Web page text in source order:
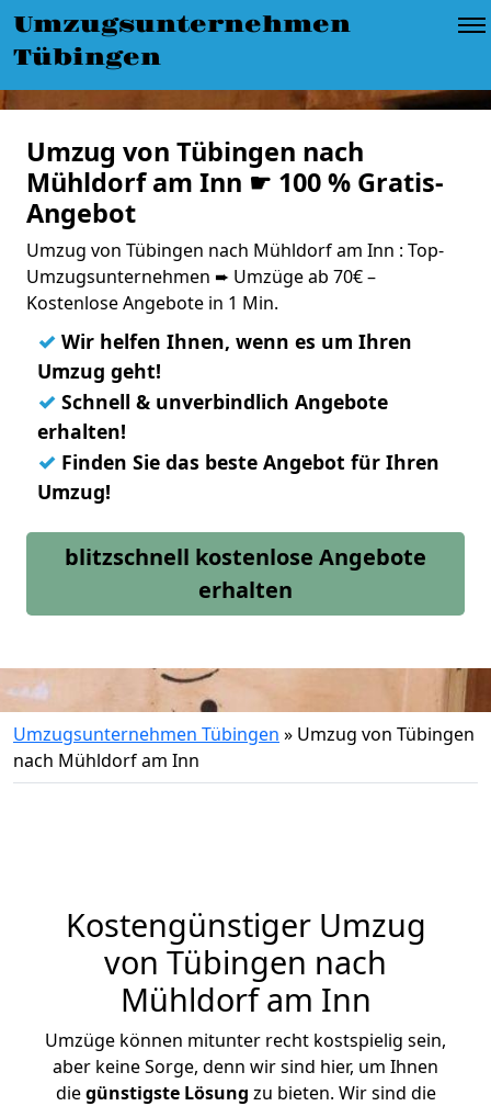
Umzugsunternehmen
Tübingen
Umzug von Tübingen nach
Mühldorf am Inn ☛ 100 % Gratis-
Angebot
Umzug von Tübingen nach Mühldorf am Inn : Top-
Umzugsunternehmen ➨ Umzüge ab 70€ –
Kostenlose Angebote in 1 Min.
✓ Wir helfen Ihnen, wenn es um Ihren
Umzug geht!
✓ Schnell & unverbindlich Angebote
erhalten!
✓ Finden Sie das beste Angebot für Ihren
Umzug!
blitzschnell kostenlose Angebote
erhalten
Umzugsunternehmen Tübingen » Umzug von Tübingen
nach Mühldorf am Inn
Kostengünstiger Umzug
von Tübingen nach
Mühldorf am Inn
Umzüge können mitunter recht kostspielig sein,
aber keine Sorge, denn wir sind hier, um Ihnen
diegünstigste Lösung zu bieten. Wir sind die